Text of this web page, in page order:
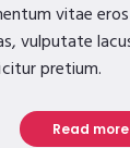
vitae
vulputate
pretium.
Read more